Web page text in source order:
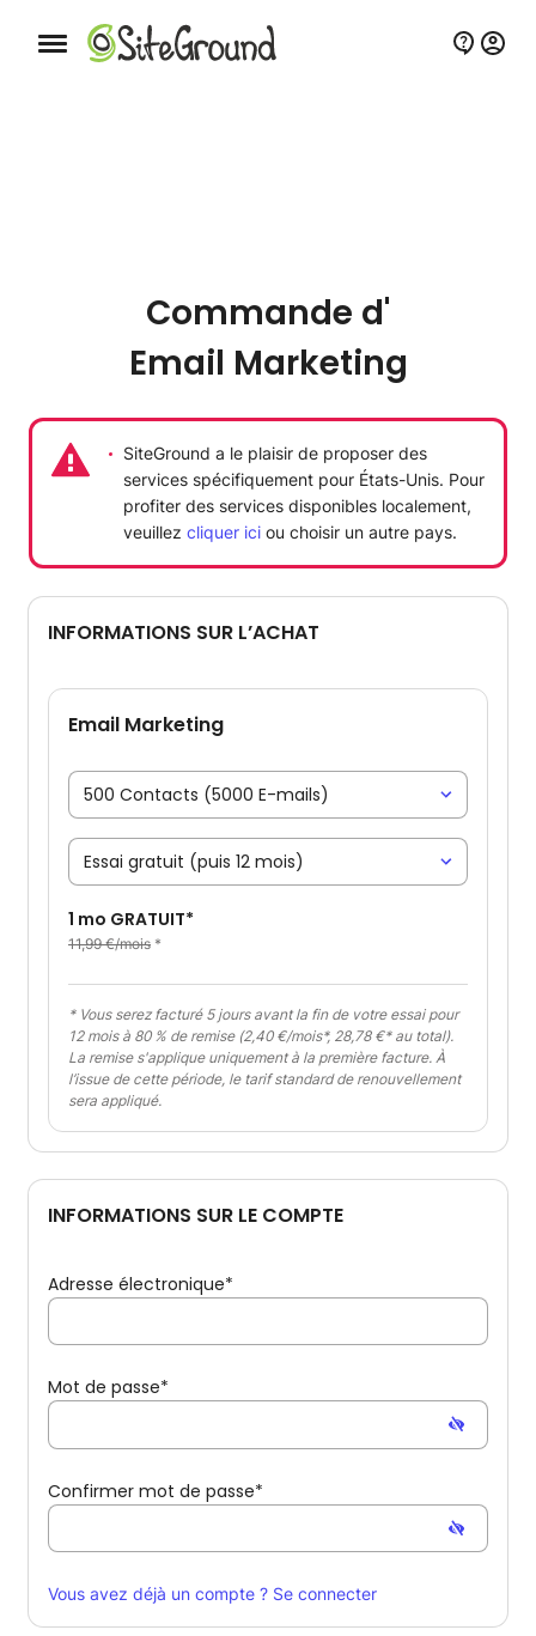
Bouton de navigation mobile
Commande d'
Email Marketing
SiteGround a le plaisir de proposer des
services spécifiquement pour États-Unis. Pour
profiter des services disponibles localement,
veuillez cliquer ici ou choisir un autre pays.
INFORMATIONS SUR L’ACHAT
Email Marketing
11,99 €/mois *
1 mo GRATUIT*
* Vous serez facturé 5 jours avant la fin de votre essai pour
12 mois à 80 % de remise (2,40 €/mois*, 28,78 €* au total).
La remise s'applique uniquement à la première facture. À
l’issue de cette période, le tarif standard de renouvellement
sera appliqué.
INFORMATIONS SUR LE COMPTE
Adresse électronique*
Mot de passe*
Confirmer mot de passe*
Vous avez déjà un compte ? Se connecter